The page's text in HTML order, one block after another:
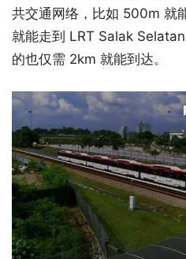
共交通网络，比如 500m 就
就能走到 LRT Salak
的也仅需 2km 就能到达。